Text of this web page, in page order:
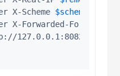
X-Scheme
$scheme
X-Forwarded-For
127.0.0.1:8082;